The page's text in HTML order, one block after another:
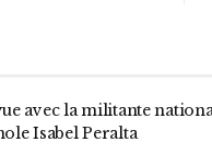
avec la militante
Isabel Peralta